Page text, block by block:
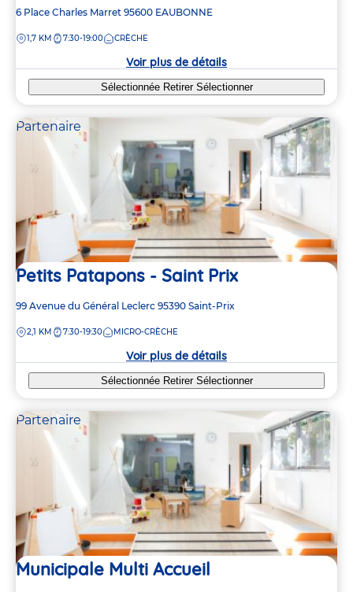
Adresse
la
6 Place Charles Marret 95600 EAUBONNE
DISTANCE
1,7 KM 7:30-19:00 CRÈCHE
Voir plus de détails
Sélectionnée Retirer Sélectionner
Partenaire
Petits Patapons - Saint Prix
Adresse
la
99 Avenue du Général Leclerc 95390 Saint-Prix
DISTANCE
2,1 KM 7:30-19:30 MICRO-CRÈCHE
Voir plus de détails
Sélectionnée Retirer Sélectionner
Partenaire
Municipale Multi Accueil